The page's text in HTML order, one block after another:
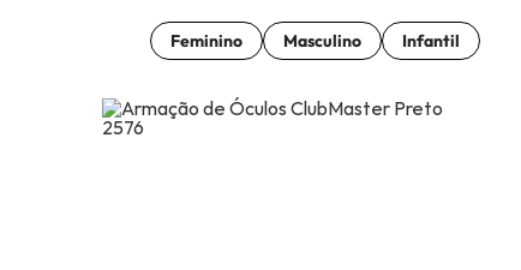
Dicas de lentes
Feminino Masculino Infantil